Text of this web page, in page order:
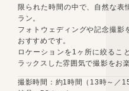
限られた時間の中で、自然な表
ラン。
フォトウェディングや記念撮影
おすすめです。
ロケーションを1ヶ所に絞るこ
ラックスした雰囲気で撮影をお
撮影時間：約1時間（13時～／15